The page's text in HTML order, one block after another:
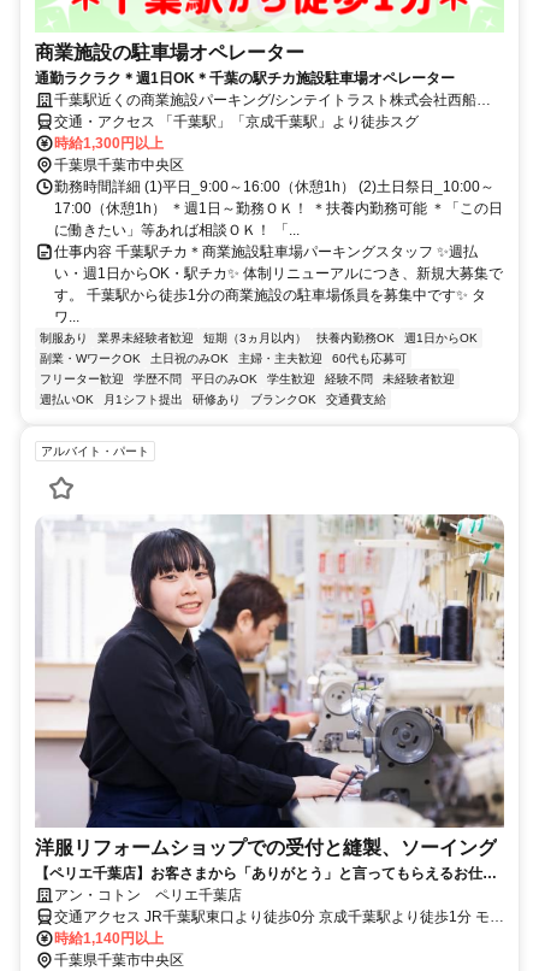
商業施設の駐車場オペレーター
通勤ラクラク＊週1日OK＊千葉の駅チカ施設駐車場オペレーター
千葉駅近くの商業施設パーキング/シンテイトラスト株式会社西船橋
支社
交通・アクセス 「千葉駅」「京成千葉駅」より徒歩スグ
時給1,300円以上
千葉県千葉市中央区
勤務時間詳細 (1)平日_9:00～16:00（休憩1h） (2)土日祭日_10:00～
17:00（休憩1h） ＊週1日～勤務ＯＫ！ ＊扶養内勤務可能 ＊「この日
に働きたい」等あれば相談ＯＫ！ 「...
仕事内容 千葉駅チカ＊商業施設駐車場パーキングスタッフ ✨週払
い・週1日からOK・駅チカ✨ 体制リニューアルにつき、新規大募集で
す。 千葉駅から徒歩1分の商業施設の駐車場係員を募集中です✨ タ
ワ...
制服あり 業界未経験者歓迎 短期（3ヵ月以内） 扶養内勤務OK
週1日からOK
副業・WワークOK
土日祝のみOK 主婦・主夫歓迎
60代も応募可
フリーター歓迎
学歴不問 平日のみOK 学生歓迎 経験不問
未経験者歓迎
週払いOK
月1シフト提出 研修あり ブランクOK 交通費支給
アルバイト・パート
洋服リフォームショップでの受付と縫製、ソーイング
【ペリエ千葉店】お客さまから「ありがとう」と言ってもらえるお仕事
です。やりがいと喜びがあります。
アン・コトン ペリエ千葉店
交通アクセス JR千葉駅東口より徒歩0分 京成千葉駅より徒歩1分 モノ
レール千葉駅より徒歩1分
時給1,140円以上
千葉県千葉市中央区